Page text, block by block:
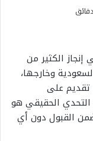
الكثير من
وخارجها،
تقديم على
التحدي الحقيقي هو
القبول دون أي